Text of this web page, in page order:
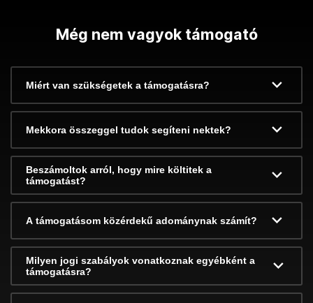
Még nem vagyok támogató
Miért van szükségetek a támogatásra?
Mekkora összeggel tudok segíteni nektek?
Beszámoltok arról, hogy mire költitek a
támogatást?
A támogatásom közérdekű adománynak számít?
Milyen jogi szabályok vonatkoznak egyébként a
támogatásra?